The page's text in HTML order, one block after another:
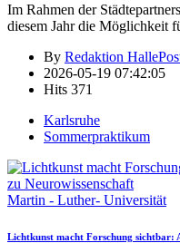
Im Rahmen der
diesem Jahr die Möglichkeit
By Redaktion
2026-05-19 07:42:05
Hits 371
Karlsruhe
Sommerpraktikum
Martin - Luther- Universität
Lichtkunst macht Forschung sichtbar: